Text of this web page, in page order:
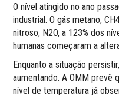
O nível atingido no ano
industrial. O gás metano,
nitroso, N2O, a 123% dos
humanas começaram a
Enquanto a situação
aumentando. A OMM prevê
nível de temperatura já